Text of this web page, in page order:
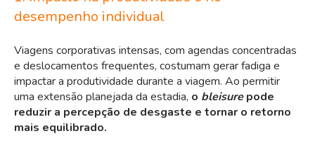
desempenho individual
Viagens corporativas intensas, com agendas concentradas
e deslocamentos frequentes, costumam gerar fadiga e
impactar a produtividade durante a viagem. Ao permitir
uma extensão planejada da estadia, o bleisurepode
reduzir a percepção de desgaste e tornar o retorno
mais equilibrado.